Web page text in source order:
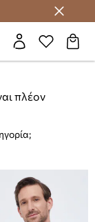
πλέον